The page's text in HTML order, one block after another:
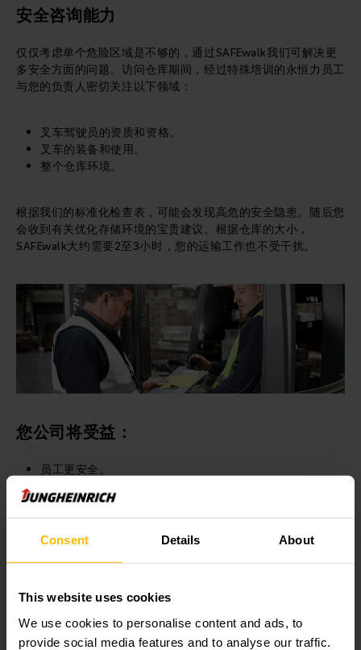
Consent Details About
This website uses cookies
We use cookies to personalise content and ads, to
provide social media features and to analyse our traffic.
安全咨询能力
仅仅考虑单个危险区域是不够的，通过SAFEwalk我们可解决更
多安全方面的问题。访问仓库期间，经过特殊培训的永恒力员工
与您的负责人密切关注以下领域：
叉车驾驶员的资质和资格。
叉车的装备和使用。
整个仓库环境。
根据我们的标准化检查表，可能会发现高危的安全隐患。随后您
会收到有关优化存储环境的宝贵建议。根据仓库的大小，
SAFEwalk大约需要2至3小时，您的运输工作也不受干扰。
您公司将受益：
员工更安全。
通过减少对货物的损害提高客户满意度。
通过采取预防措施实现长期成本保障。
您想在SAFEwalk之后提高员工、机器和仓储设施的安全性吗？